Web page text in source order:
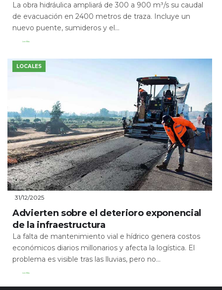
La obra hidráulica ampliará de 300 a 900 m³/s su caudal
de evacuación en 2400 metros de traza. Incluye un
nuevo puente, sumideros y el...
Leer Más
LOCALES
31/12/2025
Advierten sobre el deterioro exponencial
de la infraestructura
La falta de mantenimiento vial e hídrico genera costos
económicos diarios millonarios y afecta la logística. El
problema es visible tras las lluvias, pero no...
Leer Más